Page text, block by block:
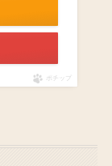
ポチップ